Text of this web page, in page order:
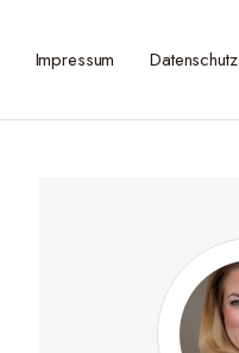
Impressum Datenschutz